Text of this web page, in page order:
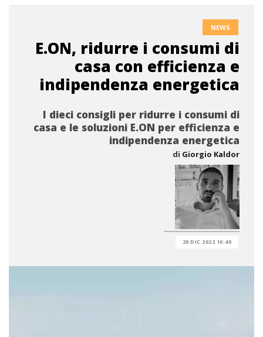
NEWS
E.ON, ridurre i consumi di
casa con efficienza e
indipendenza energetica
I dieci consigli per ridurre i consumi di
casa e le soluzioni E.ON per efficienza e
indipendenza energetica
di Giorgio Kaldor
20 DIC 2022 16:40